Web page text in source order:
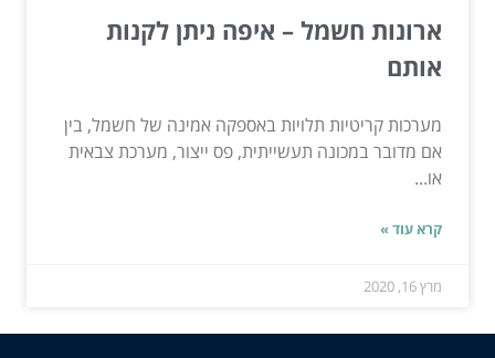
ארונות חשמל – איפה ניתן לקנות
אותם
מערכות קריטיות תלויות באספקה ​​אמינה של חשמל, בין
אם מדובר במכונה תעשייתית, פס ייצור, מערכת צבאית
או...
קרא עוד »
מרץ 16, 2020